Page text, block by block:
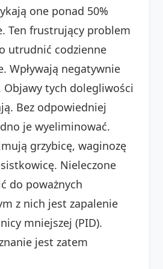
one ponad 50%
Ten frustrujący problem
utrudnić codzienne
Wpływają negatywnie
Objawy tych dolegliwości
Bez odpowiedniej
je wyeliminować.
grzybicę, waginozę
Nieleczone
do poważnych
z nich jest zapalenie
mniejszej (PID).
jest zatem